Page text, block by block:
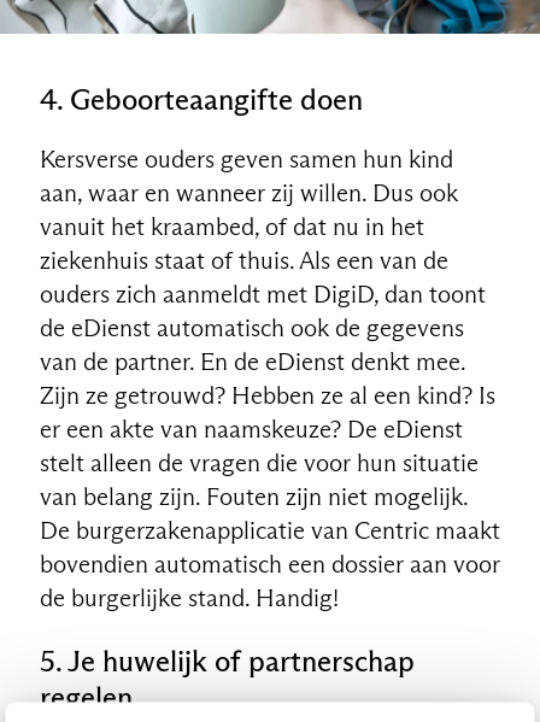
4. Geboorteaangifte doen
Kersverse ouders geven samen hun kind
aan, waar en wanneer zij willen. Dus ook
vanuit het kraambed, of dat nu in het
ziekenhuis staat of thuis. Als een van de
ouders zich aanmeldt met DigiD, dan toont
de eDienst automatisch ook de gegevens
van de partner. En de eDienst denkt mee.
Zijn ze getrouwd? Hebben ze al een kind? Is
er een akte van naamskeuze? De eDienst
stelt alleen de vragen die voor hun situatie
van belang zijn. Fouten zijn niet mogelijk.
De burgerzakenapplicatie van Centric maakt
bovendien automatisch een dossier aan voor
de burgerlijke stand. Handig!
5. Je huwelijk of partnerschap
regelen